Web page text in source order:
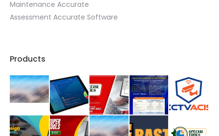
Maintenance Accurate
Assessment Accurate Software
Products